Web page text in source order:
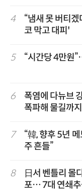
4
“냄새 못 버티
코 막고 대피'
5 “시간당 4만원
6
폭염에 다뉴브
폭파해 물길까
7
“韓, 향후 5년
주 흔들”
8
日서 벤틀리 몰
포… 7대 연쇄추